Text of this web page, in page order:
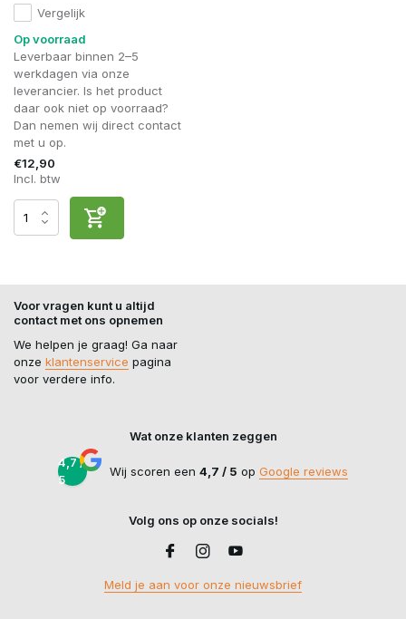
Vergelijk
Op voorraad
Leverbaar binnen 2–5
werkdagen via onze
leverancier. Is het product
daar ook niet op voorraad?
Dan nemen wij direct contact
met u op.
€12,90
Incl. btw
Voor vragen kunt u altijd
contact met ons opnemen
We helpen je graag! Ga naar
onze klantenservice pagina
voor verdere info.
Wat onze klanten zeggen
4,7 /
5
Wij scoren een 4,7 / 5 op Google reviews
Volg ons op onze socials!
Meld je aan voor onze nieuwsbrief